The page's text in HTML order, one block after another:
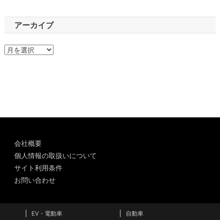
アーカイブ
ア
会社概要
個人情報の取扱いについて
サイト利用条件
お問い合わせ
EV・電動車
自動車